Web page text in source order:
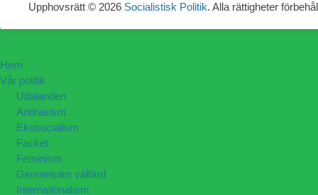
Upphovsrätt © 2026 Socialistisk Politik. Alla rättigheter
Hem
Vår politik
Uttalanden
Antirasism
Ekosocialism
Facket
Feminism
Gemensam välfärd
Internationalism